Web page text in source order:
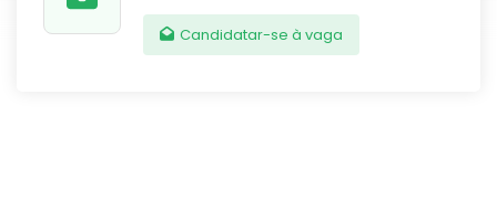
Candidatar-se à vaga